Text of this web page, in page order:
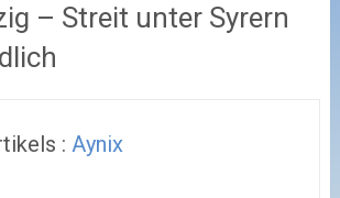
– Streit unter Syrern
: Aynix